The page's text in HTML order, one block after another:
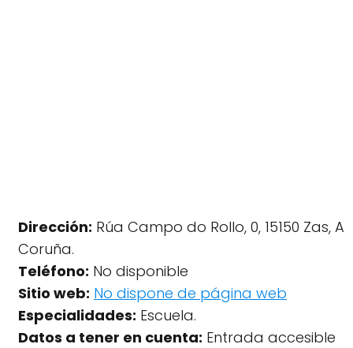
Dirección: Rúa Campo do Rollo, 0, 15150 Zas, A
Coruña.
Teléfono: No disponible
Sitio web: No dispone de página web
Especialidades: Escuela.
Datos a tener en cuenta: Entrada accesible